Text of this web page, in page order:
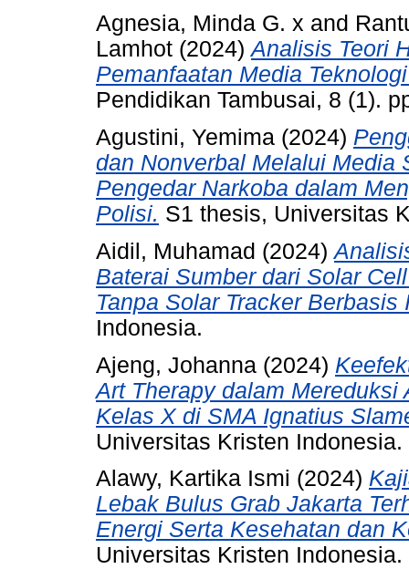
Agnesia, Minda G. x and
Lamhot (2024)Analisis Teori
Pemanfaatan Media
Pendidikan Tambusai, 8 (1).
Agustini, Yemima (2024)
dan Nonverbal Melalui Media
Pengedar Narkoba dalam
Polisi. S1 thesis, Universitas
Aidil, Muhamad (2024)
Baterai Sumber dari Solar
Tanpa Solar Tracker Berbasis
Indonesia.
Ajeng, Johanna (2024)
Art Therapy dalam
Kelas X di SMA Ignatius
Universitas Kristen Indonesia.
Alawy, Kartika Ismi (2024)
Lebak Bulus Grab Jakarta
Energi Serta Kesehatan dan
Universitas Kristen Indonesia.